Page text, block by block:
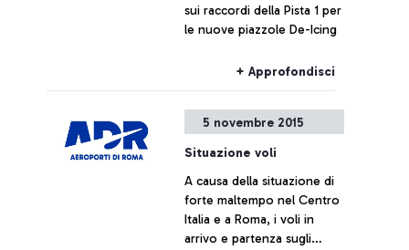
sui raccordi della Pista 1 per
le nuove piazzole De-Icing
+ Approfondisci
5 novembre 2015
Situazione voli
A causa della situazione di
forte maltempo nel Centro
Italia e a Roma, i voli in
arrivo e partenza sugli